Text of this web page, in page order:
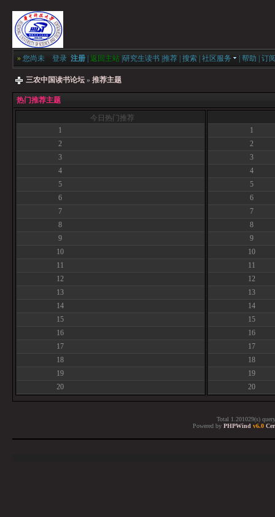
» 您尚未 登录 注册 返回主站 研究生读书 推荐 搜索 社区服务 帮助 订
三农中国读书论坛 » 推荐主题
热门推荐主题
今日热门推荐
1
2
3
4
5
6
7
8
9
10
11
12
13
14
15
16
17
18
19
20
1
2
3
4
5
6
7
8
9
10
11
12
13
14
15
16
17
18
19
20
Total 1.201029(s)
Powered by PHPWind v6.0